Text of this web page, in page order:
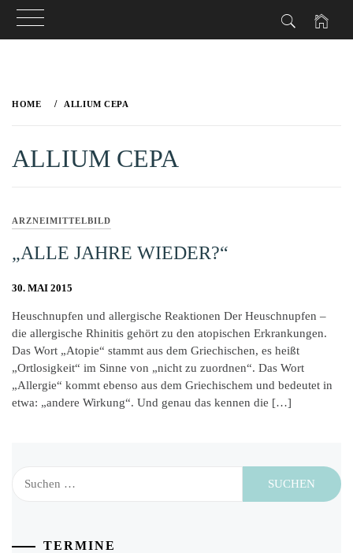
HOME ALLIUM CEPA
ALLIUM CEPA
ARZNEIMITTELBILD
„ALLE JAHRE WIEDER?“
30. MAI 2015
Heuschnupfen und allergische Reaktionen Der Heuschnupfen –
die allergische Rhinitis gehört zu den atopischen Erkrankungen.
Das Wort „Atopie“ stammt aus dem Griechischen, es heißt
„Ortlosigkeit“ im Sinne von „nicht zu zuordnen“. Das Wort
„Allergie“ kommt ebenso aus dem Griechischem und bedeutet in
etwa: „andere Wirkung“. Und genau das kennen die […]
TERMINE